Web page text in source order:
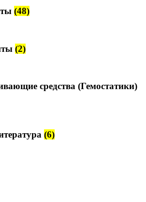
(48)
(2)
средства (Гемостатики)
(6)